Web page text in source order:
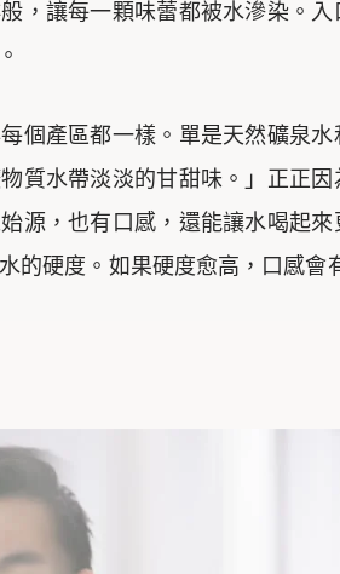
，讓每一顆味蕾都被水滲染。
每個產區都一樣。單是天然礦泉
質水帶淡淡的甘甜味。」正正
源，也有口感，還能讓水喝起
的硬度。如果硬度愈高，口感